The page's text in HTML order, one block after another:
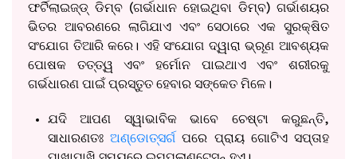
ଫର୍ଟିଲାଇଜ୍‌ଡ୍ ଡିମ୍ବ (ଗର୍ଭାଧାନ ହୋଇଥିବା ଡିମ୍ବ) ଗର୍ଭାଶୟର
ଭିତର ଆବରଣରେ ଲାଗିଯାଏ ଏବଂ ସେଠାରେ ଏକ ସୁରକ୍ଷିତ
ସଂଯୋଗ ତିଆରି କରେ। ଏହି ସଂଯୋଗ ଦ୍ୱାରା ଭ୍ରୂଣ ଆବଶ୍ୟକ
ପୋଷକ ତତ୍ତ୍ୱ ଏବଂ ହର୍ମୋନ ପାଇଥାଏ ଏବଂ ଶରୀରକୁ
ଗର୍ଭଧାରଣ ପାଇଁ ପ୍ରସ୍ତୁତ ହେବାର ସଙ୍କେତ ମିଳେ।
ଯଦି ଆପଣ ସ୍ୱାଭାବିକ ଭାବେ ଚେଷ୍ଟା କରୁଛନ୍ତି,
ସାଧାରଣତଃଅଣ୍ଡୋତ୍ସର୍ଗ ପରେ ପ୍ରାୟ ଗୋଟିଏ ସପ୍ତାହ